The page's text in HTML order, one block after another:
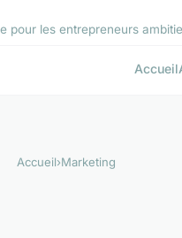
pour les entrepreneurs
Accueil
Accueil›Marketing